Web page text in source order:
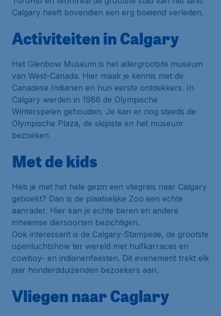
Calgary heeft bovendien een erg boeiend verleden.
Activiteiten in Calgary
Het Glenbow Museum is het allergrootste museum
van West-Canada. Hier maak je kennis met de
Canadese Indianen en hun eerste ontdekkers. In
Calgary werden in 1988 de Olympische
Winterspelen gehouden. Je kan er nog steeds de
Olympische Plaza, de skipiste en het museum
bezoeken.
Met de kids
Heb je met het hele gezin een vliegreis naar Calgary
geboekt? Dan is de plaatselijke Zoo een echte
aanrader. Hier kan je echte beren en andere
inheemse diersoorten bezichtigen.
Ook interessant is de Calgary-Stampede, de grootste
openluchtshow ter wereld met huifkarraces en
cowboy- en indianenfeesten. Dit evenement trekt elk
jaar honderdduizenden bezoekers aan.
Vliegen naar Caglary